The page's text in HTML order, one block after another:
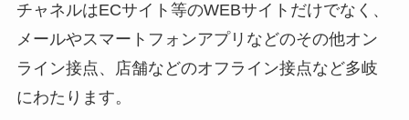
チャネルはECサイト等のWEBサイトだけでなく、
メールやスマートフォンアプリなどのその他オン
ライン接点、店舗などのオフライン接点など多岐
にわたります。